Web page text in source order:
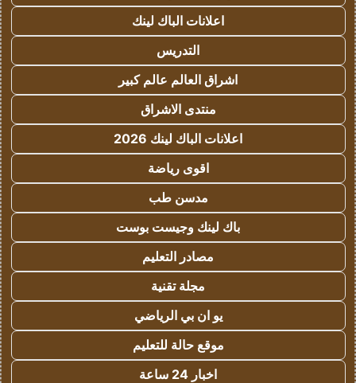
اعلانات الباك لينك
التدريس
اشراق العالم عالم كبير
منتدى الاشراق
اعلانات الباك لينك 2026
اقوى رياضة
مدسن طب
باك لينك وجيست بوست
مصادر التعليم
مجلة تقنية
يو ان بي الرياضي
موقع حالة للتعليم
اخبار 24 ساعة